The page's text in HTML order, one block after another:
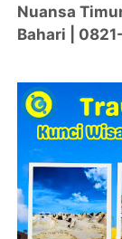
Nuansa
Bahari |